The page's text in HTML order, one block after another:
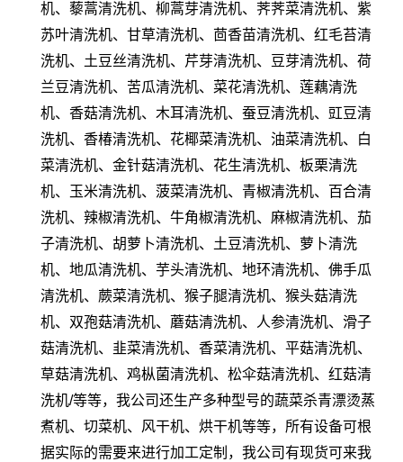
机、藜蒿清洗机、柳蒿芽清洗机、荠荠菜清洗机、紫
苏叶清洗机、甘草清洗机、茴香苗清洗机、红毛苔清
洗机、土豆丝清洗机、芹芽清洗机、豆芽清洗机、荷
兰豆清洗机、苦瓜清洗机、菜花清洗机、莲藕清洗
机、香菇清洗机、木耳清洗机、蚕豆清洗机、豇豆清
洗机、香椿清洗机、花椰菜清洗机、油菜清洗机、白
菜清洗机、金针菇清洗机、花生清洗机、板栗清洗
机、玉米清洗机、菠菜清洗机、青椒清洗机、百合清
洗机、辣椒清洗机、牛角椒清洗机、麻椒清洗机、茄
子清洗机、胡萝卜清洗机、土豆清洗机、萝卜清洗
机、地瓜清洗机、芋头清洗机、地环清洗机、佛手瓜
清洗机、蕨菜清洗机、猴子腿清洗机、猴头菇清洗
机、双孢菇清洗机、蘑菇清洗机、人参清洗机、滑子
菇清洗机、韭菜清洗机、香菜清洗机、平菇清洗机、
草菇清洗机、鸡枞菌清洗机、松伞菇清洗机、红菇清
洗机/等等，我公司还生产多种型号的蔬菜杀青漂烫蒸
煮机、切菜机、风干机、烘干机等等，所有设备可根
据实际的需要来进行加工定制，我公司有现货可来我